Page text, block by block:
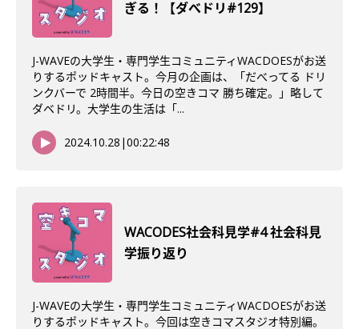
ぎる！【ダべドリ#129】
J-WAVEの大学生・専門学生コミュニティWACDOESがお送
りするポッドキャスト。今月の企画は、「だべってる ドリ
ンクバーで 2時間半。今日の空きコマ 勝ち確定。」略して
ダベドリ。大学生の生活は「...
2024.10.28 |00:22:48
WACODES社会科見学#4 社会科見
学振り返り
J-WAVEの大学生・専門学生コミュニティWACDOESがお送
りするポッドキャスト。今回は空きコマスタジオ特別編。